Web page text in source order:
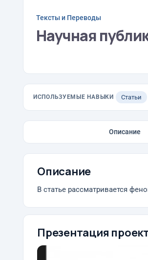
Тексты и Переводы
Научная
ИСПОЛЬЗУЕМЫЕ НАВЫКИ Статьи
Описание
Описание
В статье рассматривается
Презентация